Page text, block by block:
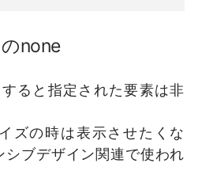
none
ると指定された要素は非
ズの時は表示させたくな
シブデザイン関連で使われ